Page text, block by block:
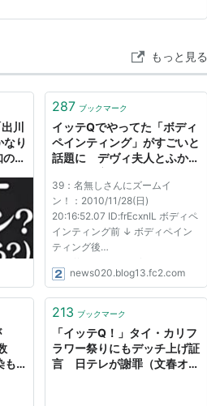
もっと見る
川
り
言
287 ブックマーク
イッテQでやってた「ボディ
ペインティング」がすごいと
話題に デヴィ夫人とふかわ
39：名無しさんにズームイ
ン！：2010/11/28(日)
20:16:52.07 ID:frEcxnIL ボディペ
インティング前 ↓ ボディペイン
ティング後
l/s/img1290943013902.jpg
l/s/img1290943021025.jpg
l/s/img1290943055893.jpg
news020.blog13.fc2.com
も
213 ブックマーク
「イッテQ！」タイ・カリフ
ラワー祭りにもデッチ上げ証
言 日テレが謝罪（文春オン